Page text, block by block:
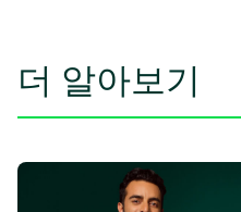
더 알아보기